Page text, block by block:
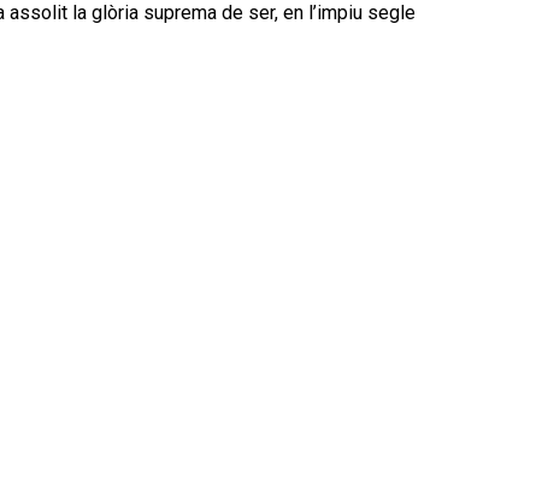
la glòria suprema de ser, en l’impiu segle